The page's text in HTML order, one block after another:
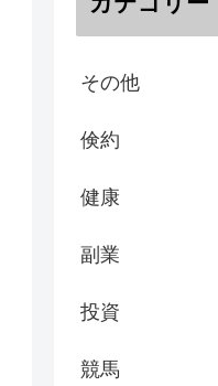
その他
倹約
健康
副業
投資
競馬